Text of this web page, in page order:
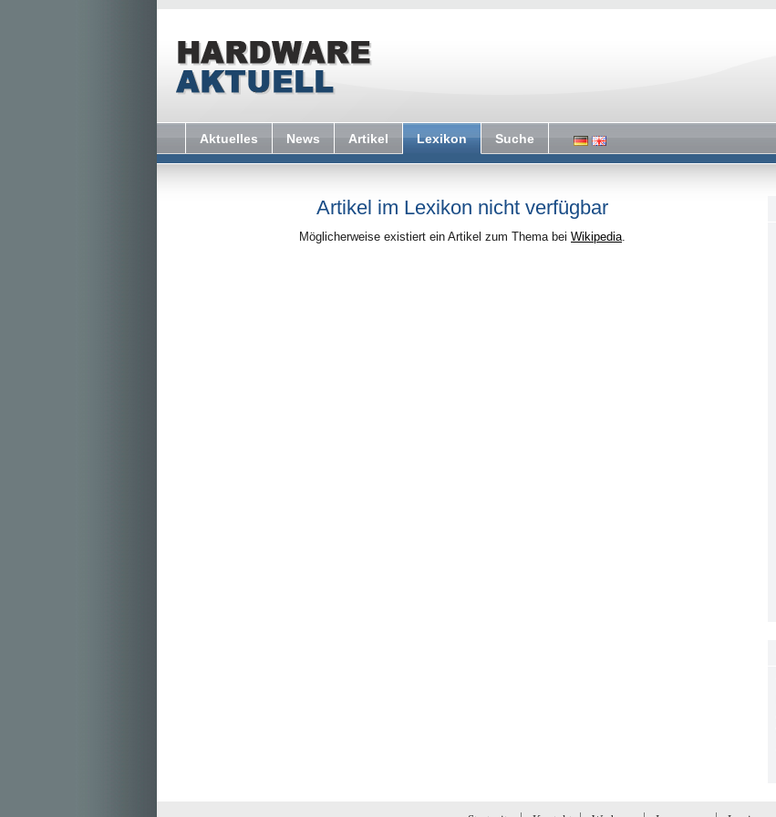
Aktuelles News Artikel Lexikon Suche
Artikel im Lexikon nicht verfügbar
Möglicherweise existiert ein Artikel zum Thema bei Wikipedia.